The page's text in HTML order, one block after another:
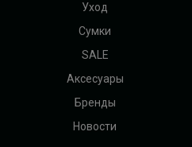
Уход
Сумки
SALE
Аксесуары
Бренды
Новости